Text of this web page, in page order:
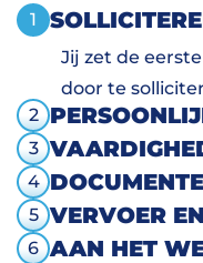
1
Jij zet de
door te
2
3
4
5 VERVOER
6 AAN HET